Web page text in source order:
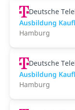
Deutsche
Ausbildung
Hamburg
Deutsche
Ausbildung
Hamburg